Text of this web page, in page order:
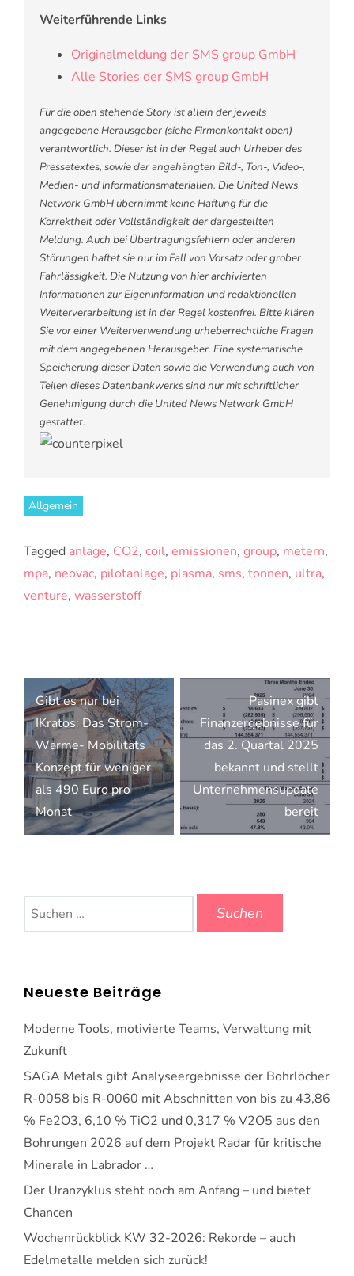
Weiterführende Links
Originalmeldung der SMS group GmbH
Alle Stories der SMS group GmbH
Für die oben stehende Story ist allein der jeweils
angegebene Herausgeber (siehe Firmenkontakt oben)
verantwortlich. Dieser ist in der Regel auch Urheber des
Pressetextes, sowie der angehängten Bild-, Ton-, Video-,
Medien- und Informationsmaterialien. Die United News
Network GmbH übernimmt keine Haftung für die
Korrektheit oder Vollständigkeit der dargestellten
Meldung. Auch bei Übertragungsfehlern oder anderen
Störungen haftet sie nur im Fall von Vorsatz oder grober
Fahrlässigkeit. Die Nutzung von hier archivierten
Informationen zur Eigeninformation und redaktionellen
Weiterverarbeitung ist in der Regel kostenfrei. Bitte klären
Sie vor einer Weiterverwendung urheberrechtliche Fragen
mit dem angegebenen Herausgeber. Eine systematische
Speicherung dieser Daten sowie die Verwendung auch von
Teilen dieses Datenbankwerks sind nur mit schriftlicher
Genehmigung durch die United News Network GmbH
gestattet.
Allgemein
Tagged anlage, CO2, coil, emissionen, group, metern,
mpa, neovac, pilotanlage, plasma, sms, tonnen, ultra,
venture, wasserstoff
Beitragsnavigation
Gibt es nur bei
IKratos: Das Strom-
Wärme- Mobilitäts
Konzept für weniger
als 490 Euro pro
Monat
Pasinex gibt
Finanzergebnisse für
das 2. Quartal 2025
bekannt und stellt
Unternehmensupdate
bereit
Suchen
nach:
Neueste Beiträge
Moderne Tools, motivierte Teams, Verwaltung mit
Zukunft
SAGA Metals gibt Analyseergebnisse der Bohrlöcher
R-0058 bis R-0060 mit Abschnitten von bis zu 43,86
% Fe2O3, 6,10 % TiO2 und 0,317 % V2O5 aus den
Bohrungen 2026 auf dem Projekt Radar für kritische
Minerale in Labrador …
Der Uranzyklus steht noch am Anfang – und bietet
Chancen
Wochenrückblick KW 32-2026: Rekorde – auch
Edelmetalle melden sich zurück!